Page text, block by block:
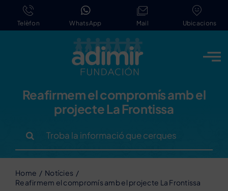
content
Telèfon WhatsApp Mail Ubicacions
Reafirmem el compromís amb el
projecte La Frontissa
for:
Home
Notícies
Reafirmem el compromís amb el projecte La Frontissa